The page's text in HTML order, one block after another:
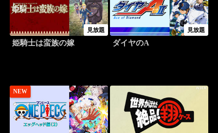
見放題
姫騎士は蛮族の嫁
見放題
ダイヤのA
NEW